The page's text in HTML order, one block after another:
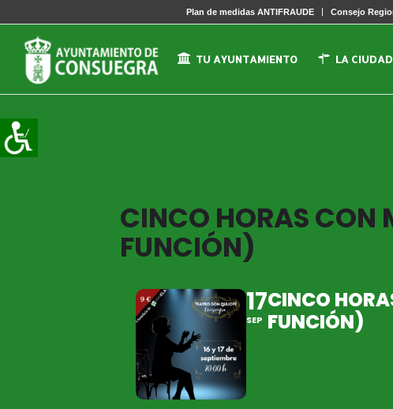
Plan de medidas ANTIFRAUDE Consejo
TU AYUNTAMIENTO LA CIUDAD
CINCO HORAS CON
FUNCIÓN)
17
SEP
CINCO
FUNCIÓN)